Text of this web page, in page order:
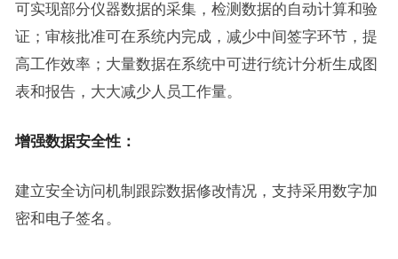
可实现部分仪器数据的采集，检测数据的自动计算和验
证；审核批准可在系统内完成，减少中间签字环节，提
高工作效率；大量数据在系统中可进行统计分析生成图
表和报告，大大减少人员工作量。
增强数据安全性：
建立安全访问机制跟踪数据修改情况，支持采用数字加
密和电子签名。